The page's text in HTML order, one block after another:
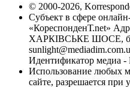
© 2000-2026,
Субъект в сфере
«КореспонденТ.net»
ХАРКІВСЬКЕ ШОСЕ,
Идентификатор медиа -
Использование любых
сайте, разрешается при